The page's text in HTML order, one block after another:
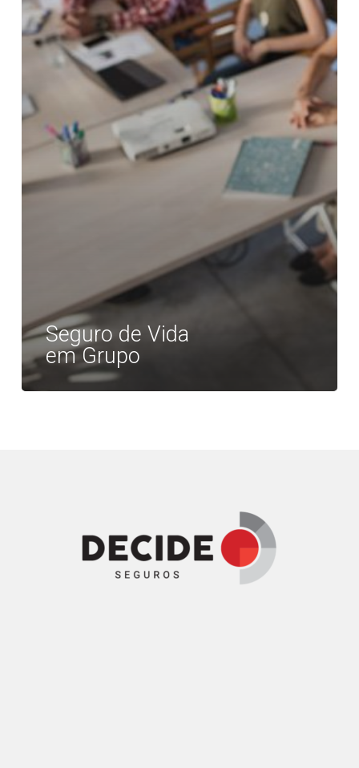
Seguro de Vida
em Grupo